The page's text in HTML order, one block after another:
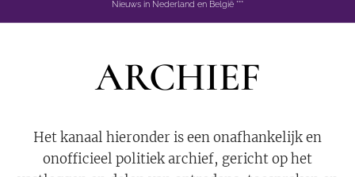
Nieuws in Nederland en België ***
ARCHIEF
Het kanaal hieronder is een onafhankelijk en
onofficieel politiek archief, gericht op het